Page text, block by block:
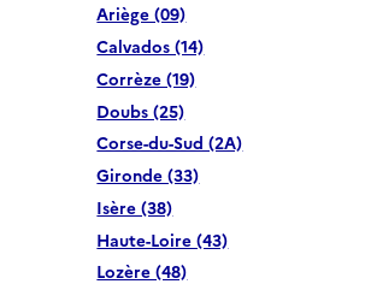
Ariège (09)
Calvados (14)
Corrèze (19)
Doubs (25)
Corse-du-Sud (2A)
Gironde (33)
Isère (38)
Haute-Loire (43)
Lozère (48)